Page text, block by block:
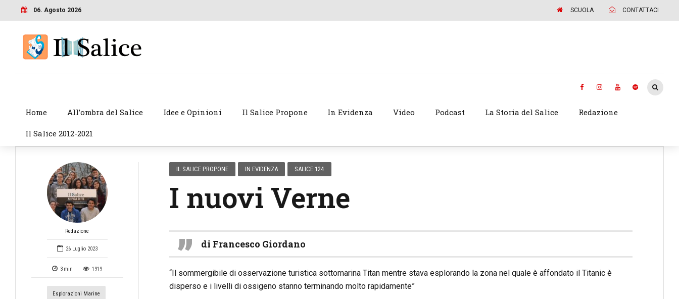
06. Agosto 2026 SCUOLA CONTATTACI
Home All’ombra del Salice Idee e Opinioni Il Salice Propone In Evidenza Video Podcast La Storia del Salice Redazione
Il Salice 2012-2021
Redazione
26 Luglio 2023
3 min 1919
Esplorazioni Marine
IL SALICE PROPONE IN EVIDENZA SALICE 124
I nuovi Verne
di Francesco Giordano
“Il sommergibile di osservazione turistica sottomarina Titan mentre stava esplorando la zona nel quale è affondato il Titanic è
disperso e i livelli di ossigeno stanno terminando molto rapidamente”